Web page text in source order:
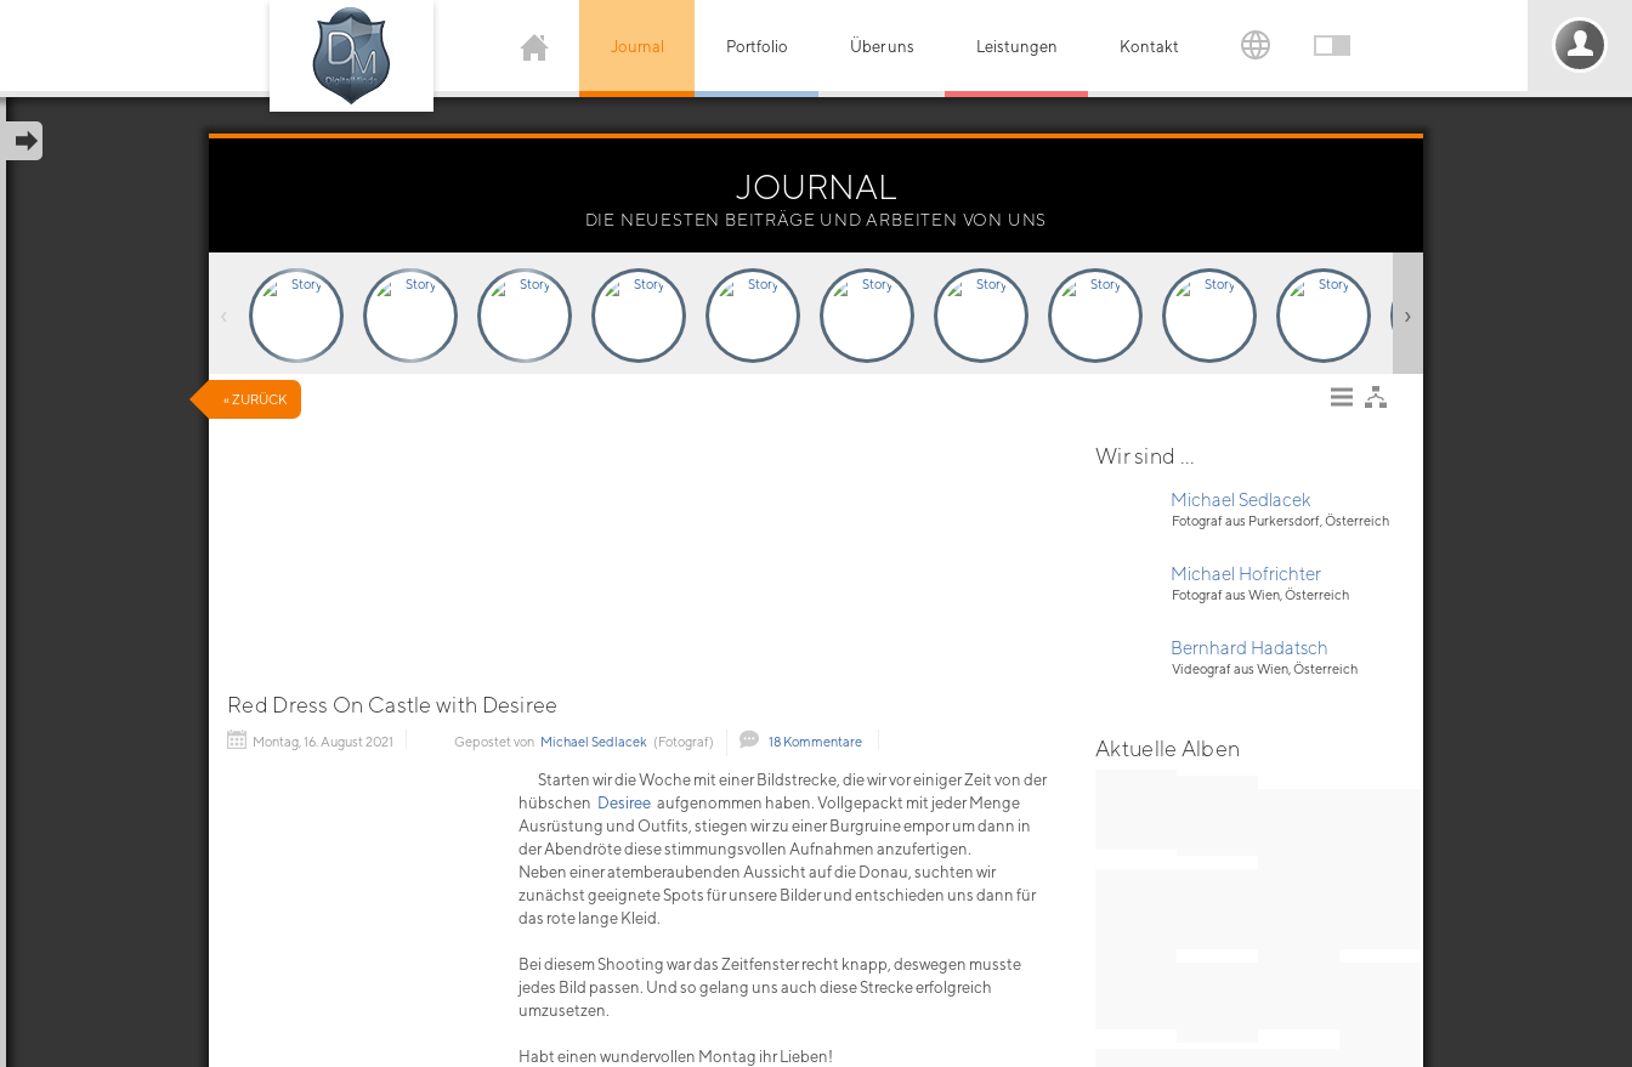
Journal Portfolio Über uns Leistungen Kontakt
JOURNAL
DIE NEUESTEN BEITRÄGE UND ARBEITEN VON UNS
‹ ›
« ZURÜCK
Red Dress On Castle with Desiree
Montag, 16. August 2021 Gepostet von Michael Sedlacek (Fotograf) 18 Kommentare
Starten wir die Woche mit einer Bildstrecke, die wir vor einiger Zeit von der
hübschen Desiree aufgenommen haben. Vollgepackt mit jeder Menge
Ausrüstung und Outfits, stiegen wir zu einer Burgruine empor um dann in
der Abendröte diese stimmungsvollen Aufnahmen anzufertigen.
Neben einer atemberaubenden Aussicht auf die Donau, suchten wir
zunächst geeignete Spots für unsere Bilder und entschieden uns dann für
das rote lange Kleid.
Bei diesem Shooting war das Zeitfenster recht knapp, deswegen musste
jedes Bild passen. Und so gelang uns auch diese Strecke erfolgreich
umzusetzen.
Habt einen wundervollen Montag ihr Lieben!
Wir sind ...
Michael Sedlacek
Fotograf aus Purkersdorf, Österreich
Michael Hofrichter
Fotograf aus Wien, Österreich
Bernhard Hadatsch
Videograf aus Wien, Österreich
Aktuelle Alben